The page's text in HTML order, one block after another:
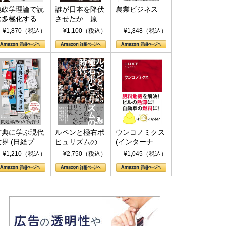
政学理論で読
多極化する世
トランプと
¥1,870（税込）
誰が日本を降伏
させたか 原爆
投下、ソ連参
(PHP新書)
¥1,100（税込）
農業ビジネス
¥1,848（税込）
典に学ぶ現代
界 (日経プレ
アシリーズ)
¥1,210（税込）
ルペンと極右ポ
ピュリズムの時
代：〈ヤヌス〉
¥2,750（税込）
ウンコノミクス
(インターナシ
ョナル新書)
¥1,045（税込）